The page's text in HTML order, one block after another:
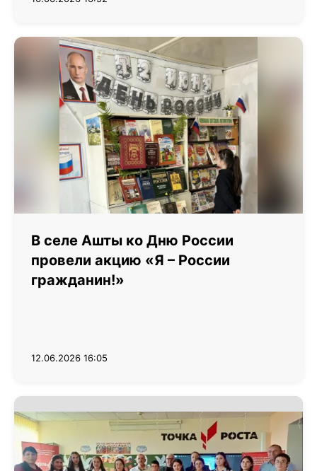
В селе Ашты ко Дню России
провели акцию «Я – России
гражданин!»
12.06.2026 16:05